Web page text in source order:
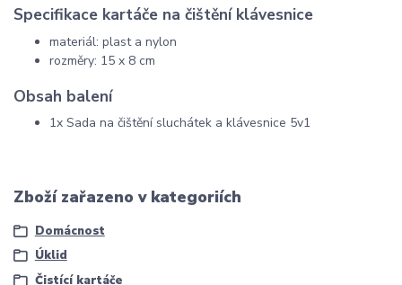
Specifikace kartáče na čištění klávesnice
materiál: plast a nylon
rozměry: 15 x 8 cm
Obsah balení
1x Sada na čištění sluchátek a klávesnice 5v1
Zboží zařazeno v kategoriích
Domácnost
Úklid
Čistící kartáče